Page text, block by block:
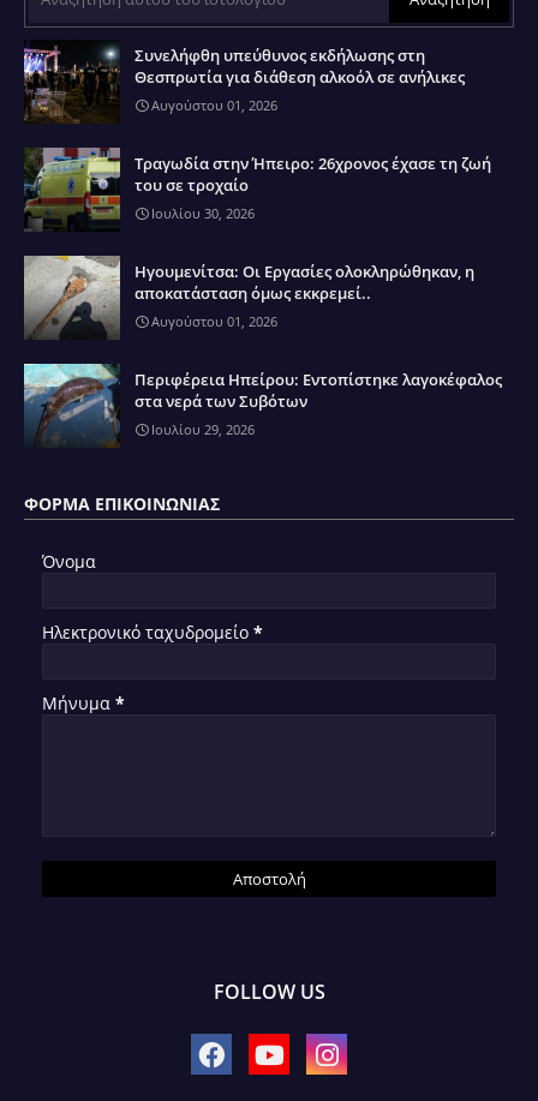
Συνελήφθη υπεύθυνος εκδήλωσης στη
Θεσπρωτία για διάθεση αλκοόλ σε ανήλικες
Αυγούστου 01, 2026
Τραγωδία στην Ήπειρο: 26χρονος έχασε τη ζωή
του σε τροχαίο
Ιουλίου 30, 2026
Ηγουμενίτσα: Οι Εργασίες ολοκληρώθηκαν, η
αποκατάσταση όμως εκκρεμεί..
Αυγούστου 01, 2026
Περιφέρεια Ηπείρου: Εντοπίστηκε λαγοκέφαλος
στα νερά των Συβότων
Ιουλίου 29, 2026
ΦΌΡΜΑ ΕΠΙΚΟΙΝΩΝΊΑΣ
Όνομα
Ηλεκτρονικό ταχυδρομείο *
Μήνυμα *
FOLLOW US